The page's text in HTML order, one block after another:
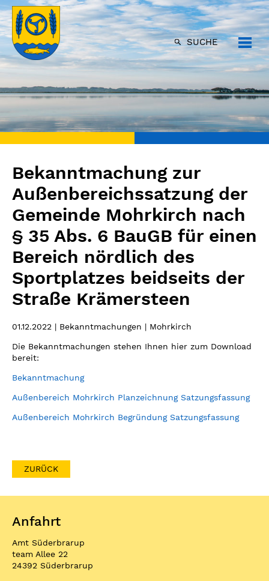
SUCHE
Bekanntmachung zur
Außenbereichssatzung der
Gemeinde Mohrkirch nach
§ 35 Abs. 6 BauGB für einen
Bereich nördlich des
Sportplatzes beidseits der
Straße Krämersteen
01.12.2022 | Bekanntmachungen | Mohrkirch
Die Bekanntmachungen stehen Ihnen hier zum Download
bereit:
Bekanntmachung
Außenbereich Mohrkirch Planzeichnung Satzungsfassung
Außenbereich Mohrkirch Begründung Satzungsfassung
ZURÜCK
Anfahrt
Amt Süderbrarup
team Allee 22
24392 Süderbrarup